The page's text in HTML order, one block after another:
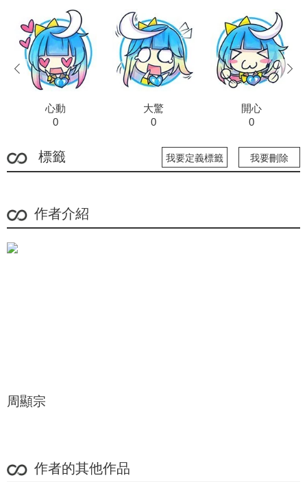
心動
0
大驚
0
開心
0
prev next
標籤 我要定義標籤 我要刪除
作者介紹
周顯宗
作者的其他作品